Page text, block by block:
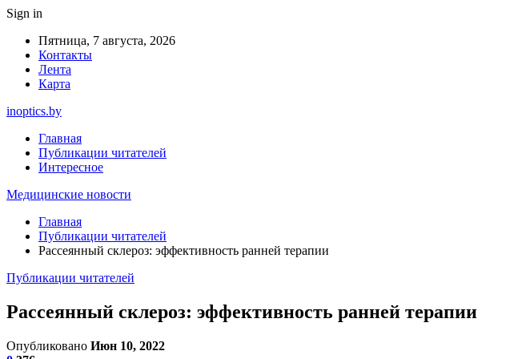
Sign in
Пятница, 7 августа, 2026
Контакты
Лента
Карта
inoptics.by
Главная
Публикации читателей
Интересное
Медицинские новости
Главная
Публикации читателей
Рассеянный склероз: эффективность ранней терапии
Публикации читателей
Рассеянный склероз: эффективность ранней терапии
Опубликовано Июн 10, 2022